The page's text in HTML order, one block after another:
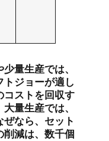
量生産では、
ジョーが適し
コストを回収す
量生産では、
なら、セット
削減は、数千個